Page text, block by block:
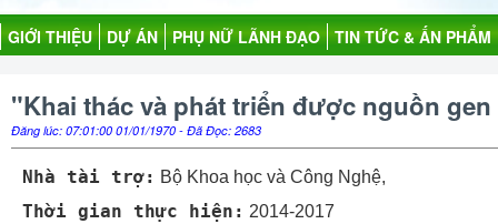
GIỚI THIỆU DỰ ÁN PHỤ NỮ LÃNH ĐẠO TIN TỨC & ẤN PHẨM
"Khai thác và phát triển được nguồn
Đăng lúc: 07:01:00 01/01/1970 - Đã Đọc: 2683
Nhà tài trợ: Bộ Khoa học và Công Nghệ,
Thời gian thực hiện: 2014-2017